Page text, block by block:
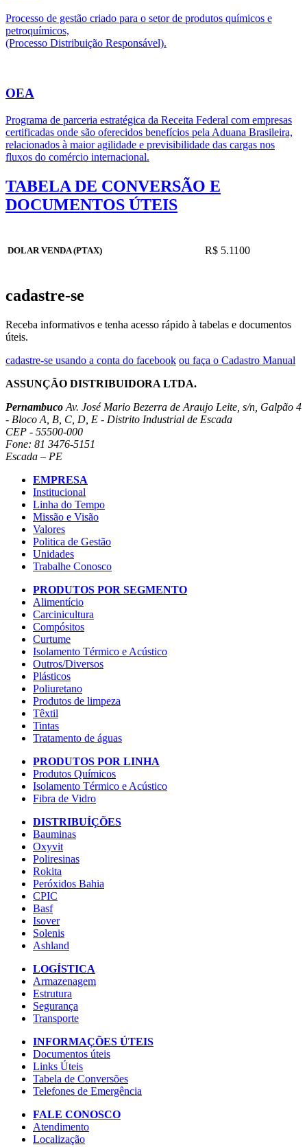
Processo de gestão criado para o setor de produtos químicos e
petroquímicos,
(Processo Distribuição Responsável).
OEA
Programa de parceria estratégica da Receita Federal com empresas
certificadas onde são oferecidos benefícios pela Aduana Brasileira,
relacionados à maior agilidade e previsibilidade das cargas nos
fluxos do comércio internacional.
TABELA DE CONVERSÃO E
DOCUMENTOS ÚTEIS
DOLAR VENDA (PTAX) R$ 5.1100
cadastre-se
Receba informativos e tenha acesso rápido à tabelas e documentos
úteis.
cadastre-se usando a conta do facebook ou faça o Cadastro Manual
ASSUNÇÃO DISTRIBUIDORA LTDA.
Pernambuco Av. José Mario Bezerra de Araujo Leite, s/n, Galpão 4
- Bloco A, B, C, D, E - Distrito Industrial de Escada
CEP - 55500-000
Fone: 81 3476-5151
Escada – PE
EMPRESA
Institucional
Linha do Tempo
Missão e Visão
Valores
Politica de Gestão
Unidades
Trabalhe Conosco
PRODUTOS POR SEGMENTO
Alimentício
Carcinicultura
Compósitos
Curtume
Isolamento Térmico e Acústico
Outros/Diversos
Plásticos
Poliuretano
Produtos de limpeza
Têxtil
Tintas
Tratamento de águas
PRODUTOS POR LINHA
Produtos Químicos
Isolamento Térmico e Acústico
Fibra de Vidro
DISTRIBUÍÇÕES
Bauminas
Oxyvit
Poliresinas
Rokita
Peróxidos Bahia
CPIC
Basf
Isover
Solenis
Ashland
LOGÍSTICA
Armazenagem
Estrutura
Segurança
Transporte
INFORMAÇÕES ÚTEIS
Documentos úteis
Links Úteis
Tabela de Conversões
Telefones de Emergência
FALE CONOSCO
Atendimento
Localização